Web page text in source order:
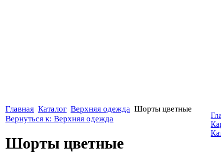
Главная Каталог Верхняя одежда Шорты цветные
Вернуться к: Верхняя одежда
Шорты цветные